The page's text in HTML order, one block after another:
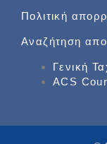
Πολιτική
Αναζήτηση
Γενική
ACS